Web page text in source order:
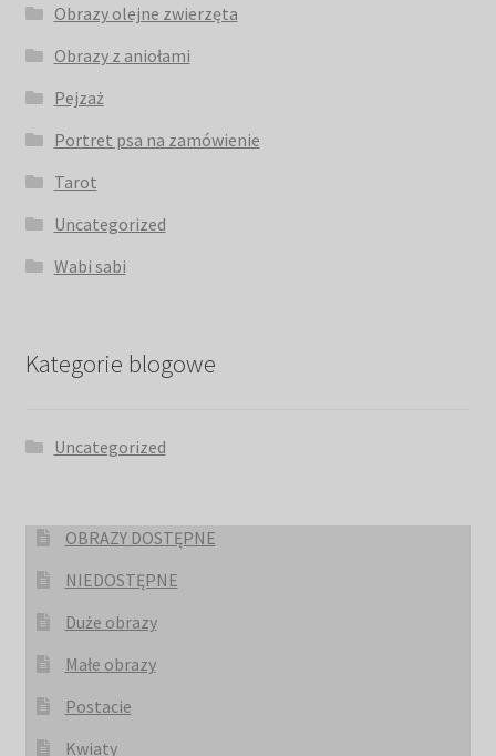
Obrazy olejne zwierzęta
Obrazy z aniołami
Pejzaż
Portret psa na zamówienie
Tarot
Uncategorized
Wabi sabi
Kategorie blogowe
Uncategorized
OBRAZY DOSTĘPNE
NIEDOSTĘPNE
Duże obrazy
Małe obrazy
Postacie
Kwiaty